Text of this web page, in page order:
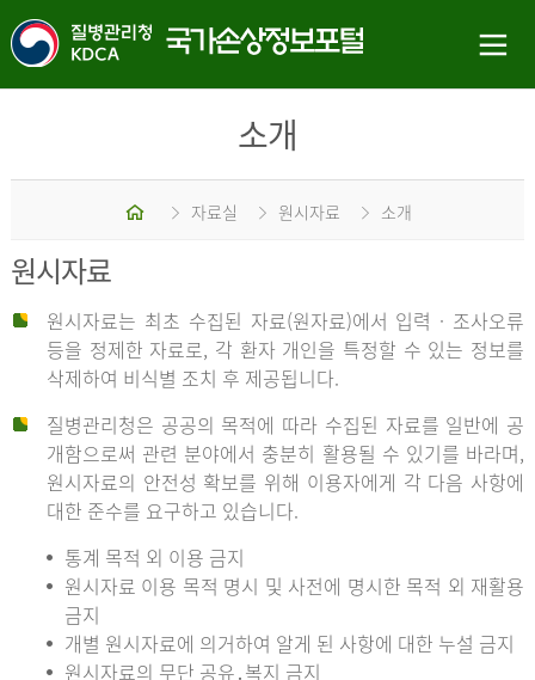
소개
홈 자료실 원시자료 소개
원시자료
원시자료는 최초 수집된 자료(원자료)에서 입력 · 조사오류
등을 정제한 자료로, 각 환자 개인을 특정할 수 있는 정보를
삭제하여 비식별 조치 후 제공됩니다.
질병관리청은 공공의 목적에 따라 수집된 자료를 일반에 공
개함으로써 관련 분야에서 충분히 활용될 수 있기를 바라며,
원시자료의 안전성 확보를 위해 이용자에게 각 다음 사항에
대한 준수를 요구하고 있습니다.
통계 목적 외 이용 금지
원시자료 이용 목적 명시 및 사전에 명시한 목적 외 재활용
금지
개별 원시자료에 의거하여 알게 된 사항에 대한 누설 금지
원시자료의 무단 공유․복지 금지